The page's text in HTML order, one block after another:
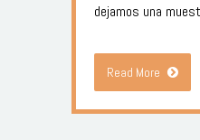
dejamos una
Read More